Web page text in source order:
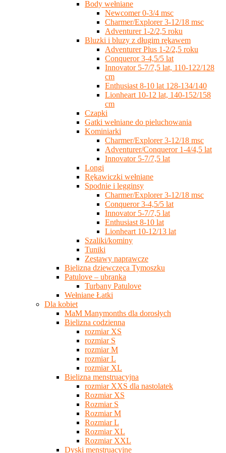
Body wełniane
Newcomer 0-3/4 msc
Charmer/Explorer 3-12/18 msc
Adventurer 1-2/2,5 roku
Bluzki i bluzy z długim rękawem
Adventurer Plus 1-2/2,5 roku
Conqueror 3-4,5/5 lat
Innovator 5-7/7,5 lat, 110-122/128
cm
Enthusiast 8-10 lat 128-134/140
Lionheart 10-12 lat, 140-152/158
cm
Czapki
Gatki wełniane do pieluchowania
Kominiarki
Charmer/Explorer 3-12/18 msc
Adventurer/Conqueror 1-4/4,5 lat
Innovator 5-7/7,5 lat
Longi
Rękawiczki wełniane
Spodnie i legginsy
Charmer/Explorer 3-12/18 msc
Conqueror 3-4,5/5 lat
Innovator 5-7/7,5 lat
Enthusiast 8-10 lat
Lionheart 10-12/13 lat
Szaliki/kominy
Tuniki
Zestawy naprawcze
Bielizna dziewczęca Tymoszku
Patulove – ubranka
Turbany Patulove
Wełniane Łatki
Dla kobiet
MaM Manymonths dla dorosłych
Bielizna codzienna
rozmiar XS
rozmiar S
rozmiar M
rozmiar L
rozmiar XL
Bielizna menstruacyjna
rozmiar XXS dla nastolatek
Rozmiar XS
Rozmiar S
Rozmiar M
Rozmiar L
Rozmiar XL
Rozmiar XXL
Dyski menstruacyjne